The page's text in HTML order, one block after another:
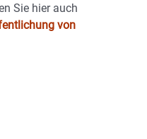
Sie hier auch
von